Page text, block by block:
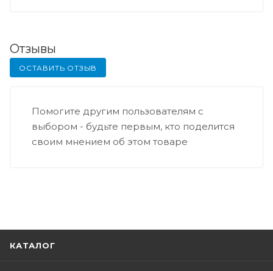
Отзывы
ОСТАВИТЬ ОТЗЫВ
Помогите другим пользователям с
выбором - будьте первым, кто поделится
своим мнением об этом товаре
КАТАЛОГ